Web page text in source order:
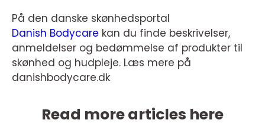
På den danske skønhedsportal
Danish Bodycare kan du finde beskrivelser,
anmeldelser og bedømmelse af produkter til
skønhed og hudpleje. Læs mere på
danishbodycare.dk
Read more articles here